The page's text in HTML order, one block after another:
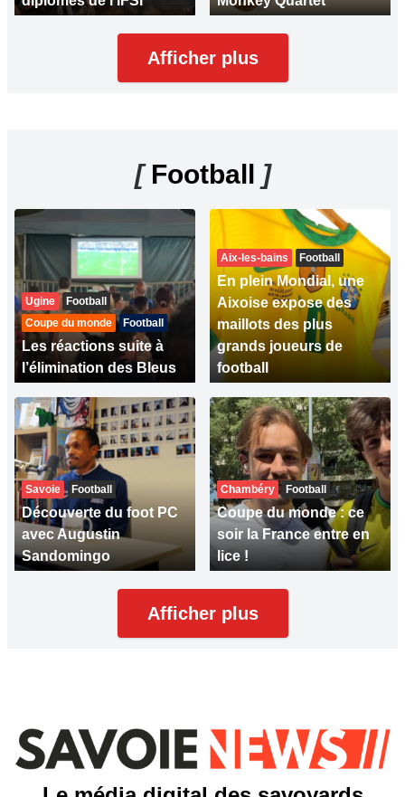
Afficher plus
[Football ]
Ugine
Football
Coupe du monde
Football
Les réactions suite à
l’élimination des Bleus
Aix-les-bains Football
En plein Mondial, une
Aixoise expose des
maillots des plus
grands joueurs de
football
Savoie Football
Découverte du foot PC
avec Augustin
Sandomingo
Chambéry Football
Coupe du monde : ce
soir la France entre en
lice !
Afficher plus